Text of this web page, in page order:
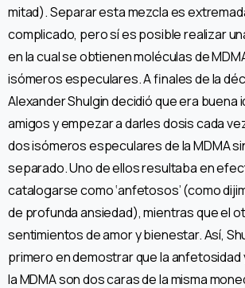
mitad). Separar esta mezcla es
complicado, pero sí es posible realizar
en la cual se obtienen moléculas de
isómeros especulares. A finales de la
Alexander Shulgin decidió que era buena
amigos y empezar a darles dosis cada
dos isómeros especulares de la MDMA
separado. Uno de ellos resultaba en
catalogarse como ‘anfetosos’ (como
de profunda ansiedad), mientras que el
sentimientos de amor y bienestar. Así,
primero en demostrar que la anfetosidad
la MDMA son dos caras de la misma